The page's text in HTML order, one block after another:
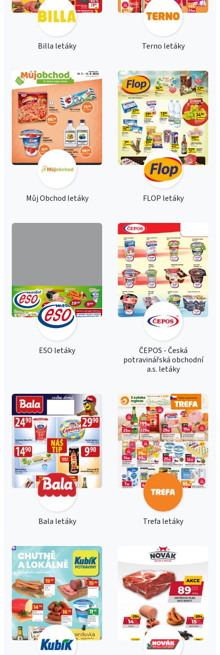
Billa letáky Terno letáky
Můj Obchod letáky FLOP letáky
ESO letáky
ČEPOS - Česká
potravinářská obchodní
a.s. letáky
Bala letáky Trefa letáky